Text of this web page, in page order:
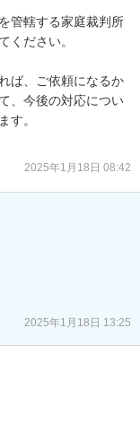
管轄する家庭裁判所
ください。
ば、ご依頼になるか
、今後の対応につい
す。
2025年1月18日 08:42
2025年1月18日 13:25